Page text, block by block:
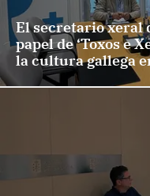
El secretario xeral
papel de ‘Toxos e
la cultura gallega